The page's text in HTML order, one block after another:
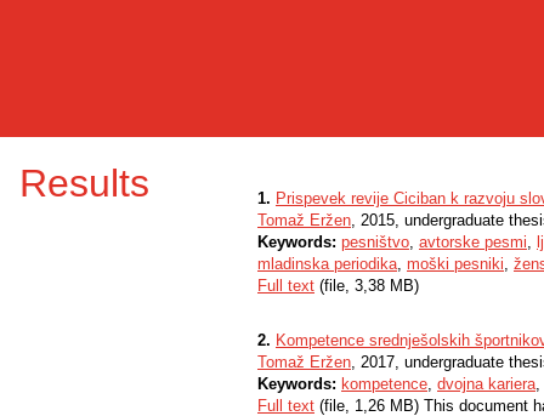
Results 1. Prispevek revije Ciciban k razvoju
Tomaž Eržen, 2015, undergraduate
Keywords: pesništvo, avtorske pesmi,
mladinska periodika, moški pesniki,
Full text (file, 3,38 MB)
2. Kompetence srednješolskih
Tomaž Eržen, 2017, undergraduate
Keywords: kompetence, dvojna kariera,
Full text (file, 1,26 MB) This document